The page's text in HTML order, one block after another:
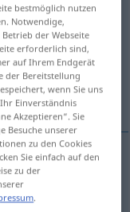
antippen)
bestmöglich nutzen
Notwendige,
der Webseite
erforderlich sind,
auf Ihrem Endgerät
der Bereitstellung
wenn Sie uns
Einverständnis
Akzeptieren“. Sie
Besuche unserer
zu den Cookies
Sie einfach auf den
zu der
.